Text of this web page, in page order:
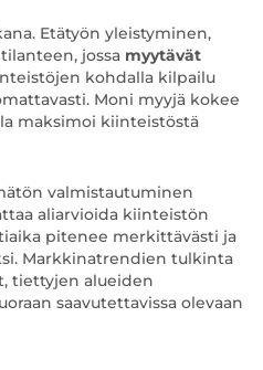
Etätyön yleistyminen,
jossa myytävät
kohdalla kilpailu
Moni myyjä kokee
maksimoi kiinteistöstä
valmistautuminen
aliarvioida kiinteistön
pitenee merkittävästi ja
Markkinatrendien tulkinta
tiettyjen alueiden
saavutettavissa olevaan